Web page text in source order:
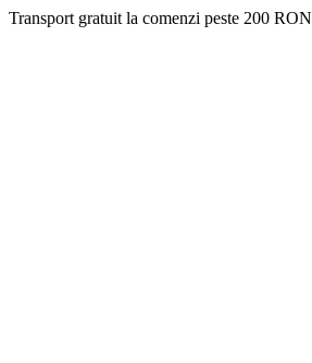
Transport gratuit la comenzi peste 200 RON